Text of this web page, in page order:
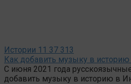
Истории 11 37 313
Как добавить музыку в историю
С июня 2021 года
добавить музыку в историю в